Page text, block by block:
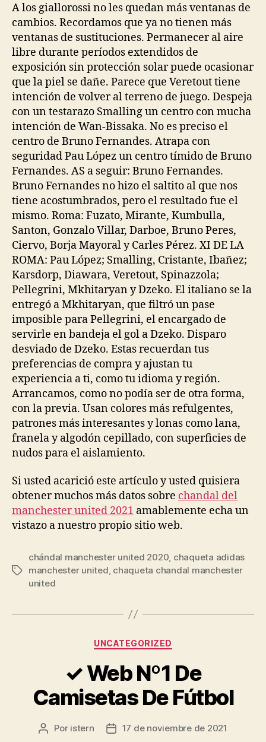
A los giallorossi no les quedan más ventanas de
cambios. Recordamos que ya no tienen más
ventanas de sustituciones. Permanecer al aire
libre durante períodos extendidos de
exposición sin protección solar puede ocasionar
que la piel se dañe. Parece que Veretout tiene
intención de volver al terreno de juego. Despeja
con un testarazo Smalling un centro con mucha
intención de Wan-Bissaka. No es preciso el
centro de Bruno Fernandes. Atrapa con
seguridad Pau López un centro tímido de Bruno
Fernandes. AS a seguir: Bruno Fernandes.
Bruno Fernandes no hizo el saltito al que nos
tiene acostumbrados, pero el resultado fue el
mismo. Roma: Fuzato, Mirante, Kumbulla,
Santon, Gonzalo Villar, Darboe, Bruno Peres,
Ciervo, Borja Mayoral y Carles Pérez. XI DE LA
ROMA: Pau López; Smalling, Cristante, Ibañez;
Karsdorp, Diawara, Veretout, Spinazzola;
Pellegrini, Mkhitaryan y Dzeko. El italiano se la
entregó a Mkhitaryan, que filtró un pase
imposible para Pellegrini, el encargado de
servirle en bandeja el gol a Dzeko. Disparo
desviado de Dzeko. Estas recuerdan tus
preferencias de compra y ajustan tu
experiencia a ti, como tu idioma y región.
Arrancamos, como no podía ser de otra forma,
con la previa. Usan colores más refulgentes,
patrones más interesantes y lonas como lana,
franela y algodón cepillado, con superficies de
nudos para el aislamiento.
Si usted acarició este artículo y usted quisiera
obtener muchos más datos sobre chandal del
manchester united 2021 amablemente echa un
vistazo a nuestro propio sitio web.
Etiquetas
chándal manchester united 2020, chaqueta adidas
manchester united, chaqueta chandal manchester
united
Categorías
UNCATEGORIZED
✓ Web Nº1 De
Camisetas De Fútbol
Autor
Por istern
Fecha17 de noviembre de 2021